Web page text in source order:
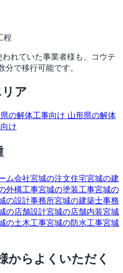
程
れていた事業者様も、コウテ
で移行可能です。
ア
の解体工事向け 山形県の解体
け
ム会社宮城の注文住宅宮城の建
外構工事宮城の塗装工事宮城の
の設計事務所宮城の建築士事務
の店舗設計宮城の店舗内装宮城
の土木工事宮城の防水工事宮城
からよくいただく